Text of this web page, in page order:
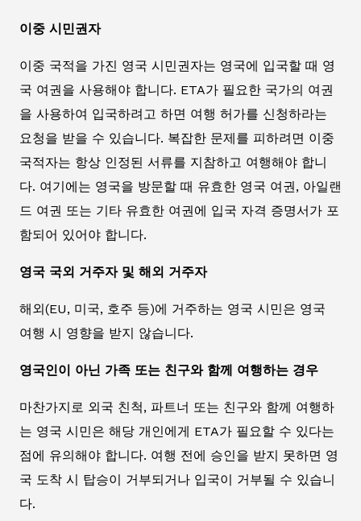
이중 시민권자
이중 국적을 가진 영국 시민권자는 영국에 입국할 때 영
국 여권을 사용해야 합니다. ETA가 필요한 국가의 여권
을 사용하여 입국하려고 하면 여행 허가를 신청하라는
요청을 받을 수 있습니다. 복잡한 문제를 피하려면 이중
국적자는 항상 인정된 서류를 지참하고 여행해야 합니
다. 여기에는 영국을 방문할 때 유효한 영국 여권, 아일랜
드 여권 또는 기타 유효한 여권에 입국 자격 증명서가 포
함되어 있어야 합니다.
영국 국외 거주자 및 해외 거주자
해외(EU, 미국, 호주 등)에 거주하는 영국 시민은 영국
여행 시 영향을 받지 않습니다.
영국인이 아닌 가족 또는 친구와 함께 여행하는 경우
마찬가지로 외국 친척, 파트너 또는 친구와 함께 여행하
는 영국 시민은 해당 개인에게 ETA가 필요할 수 있다는
점에 유의해야 합니다. 여행 전에 승인을 받지 못하면 영
국 도착 시 탑승이 거부되거나 입국이 거부될 수 있습니
다.